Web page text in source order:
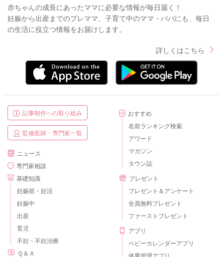
赤ちゃんの成長にあったママに必要な情報が毎日届く！
妊娠から出産までのプレママ、子育て中のママ・パパにも、毎日
の生活に役立つ情報をお届けします。
詳しくはこちら
記事制作への取り組み
監修医師・専門家一覧
ニュース
専門家相談
基礎知識
妊娠前・妊活
妊娠中
出産
育児
不妊・不妊治療
Ｑ＆Ａ
おすすめ
名前ランキング検索
アワード
マガジン
タウン誌
プレゼント
プレゼント＆アンケート
全員無料プレゼント
ファーストプレゼント
アプリ
ベビーカレンダーアプリ
体重管理アプリ